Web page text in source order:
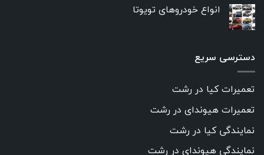
انواع خودروهای تویوتا
دسترسی سریع
تعمیرات کیا در رشت
تعمیرات هیوندای در رشت
نمایندگی کیا در رشت
نمایندگی هیوندای در رشت